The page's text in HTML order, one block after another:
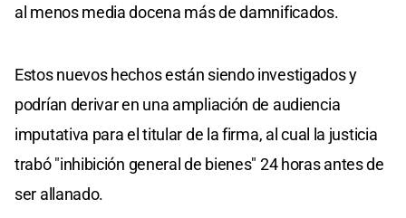
al menos media docena más de damnificados.
Estos nuevos hechos están siendo investigados y
podrían derivar en una ampliación de audiencia
imputativa para el titular de la firma, al cual la justicia
trabó "inhibición general de bienes" 24 horas antes de
ser allanado.